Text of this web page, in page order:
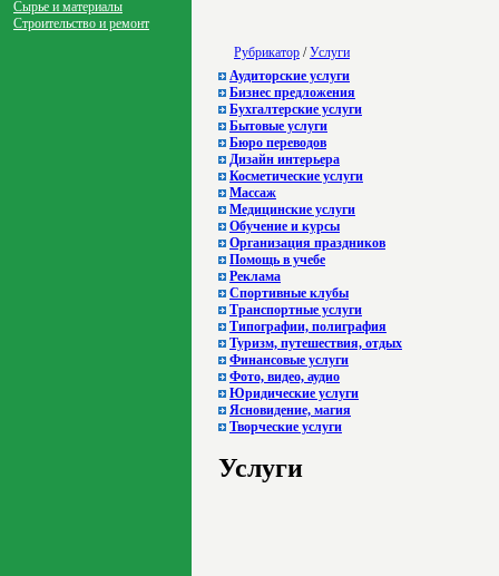
Сырье и материалы
Строительство и ремонт
Рубрикатор /Услуги
Аудиторские услуги
Бизнес предложения
Бухгалтерские услуги
Бытовые услуги
Бюро переводов
Дизайн интерьера
Косметические услуги
Массаж
Медицинские услуги
Обучение и курсы
Организация праздников
Помощь в учебе
Реклама
Спортивные клубы
Транспортные услуги
Типографии, полиграфия
Туризм, путешествия, отдых
Финансовые услуги
Фото, видео, аудио
Юридические услуги
Ясновидение, магия
Творческие услуги
Услуги